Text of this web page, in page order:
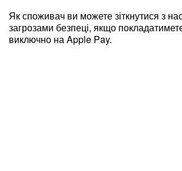
Як споживач ви можете зіткнутися з
загрозами безпеці, якщо
виключно на Apple Pay.